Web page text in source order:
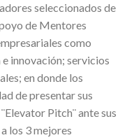
seleccionados de
de Mentores
como
innovación; servicios
en donde los
de presentar sus
Pitch¨ ante sus
los 3 mejores